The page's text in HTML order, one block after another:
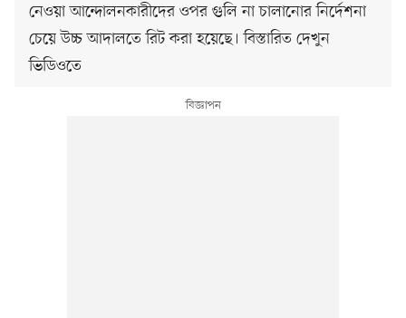
নেওয়া আন্দোলনকারীদের ওপর গুলি না চালানোর নির্দেশনা
চেয়ে উচ্চ আদালতে রিট করা হয়েছে। বিস্তারিত দেখুন
ভিডিওতে